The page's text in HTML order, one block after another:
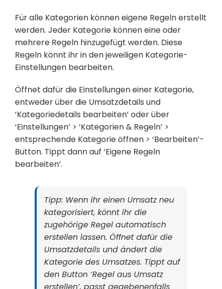
Für alle Kategorien können eigene Regeln erstellt
werden. Jeder Kategorie können eine oder
mehrere Regeln hinzugefügt werden. Diese
Regeln könnt ihr in den jeweiligen Kategorie-
Einstellungen bearbeiten.
Öffnet dafür die Einstellungen einer Kategorie,
entweder über die Umsatzdetails und
‘Kategoriedetails bearbeiten’ oder über
‘Einstellungen’ > ‘Kategorien & Regeln’ >
entsprechende Kategorie öffnen > ‘Bearbeiten’-
Button. Tippt dann auf ‘Eigene Regeln
bearbeiten’.
Tipp: Wenn ihr einen Umsatz neu
kategorisiert, könnt ihr die
zugehörige Regel automatisch
erstellen lassen. Öffnet dafür die
Umsatzdetails und ändert die
Kategorie des Umsatzes. Tippt auf
den Button ‘Regel aus Umsatz
erstellen’, passt gegebenenfalls